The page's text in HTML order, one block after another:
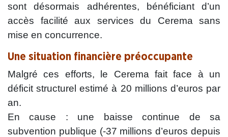
sont désormais adhérentes, bénéficiant d’un
accès facilité aux services du Cerema sans
mise en concurrence.
Une situation financière préoccupante
Malgré ces efforts, le Cerema fait face à un
déficit structurel estimé à 20 millions d’euros par
an.
En cause : une baisse continue de sa
subvention publique (-37 millions d’euros depuis